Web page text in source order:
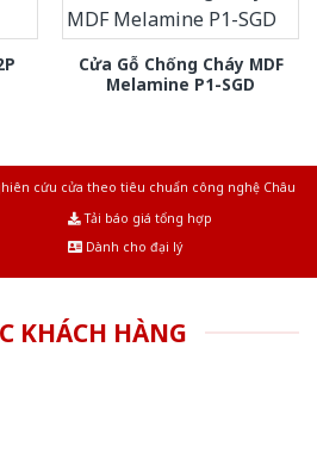
Cửa Gỗ Chống Cháy MDF
Melamine P1-SGD
cứu cửa theo tiêu chuẩn công nghệ Châu
Tải báo giá tổng hợp
Dành cho đại lý
KHÁCH HÀNG